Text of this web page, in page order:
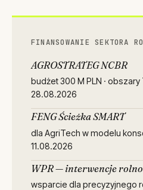
FINANSOWANIE SEKTORA
AGROSTRATEG NCBR
budżet 300 M PLN · obszary
28.08.2026
FENG Ścieżka SMART
dla AgriTech w modelu
11.08.2026
WPR — interwencje
wsparcie dla precyzyjnego